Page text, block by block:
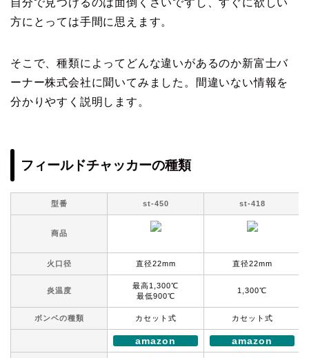
自分で見つけるのは面倒くさいですし、すぐに欲しい
方にとっては手間に思えます。
そこで、種類によってどんな違いがあるのか新富士バ
ーナー株式会社に聞いてみました。間違いない情報を
分かりやすく説明します。
フィールドチャッカーの種類
型番 st-450 st-418
商品
火口径 直径22mm 直径22mm
炎温度
最高1,300℃
最低900℃
1,300℃
ボンベの種類 カセット式 カセット式
amazon amazon